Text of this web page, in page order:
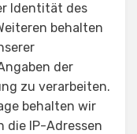
Identität des
behalten
der
zu verarbeiten.
behalten wir
die IP-Adressen